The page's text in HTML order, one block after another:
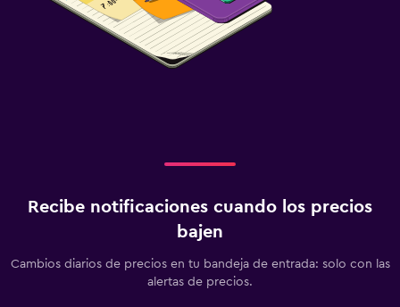
Recibe notificaciones cuando los precios
bajen
Cambios diarios de precios en tu bandeja de entrada: solo con las
alertas de precios.